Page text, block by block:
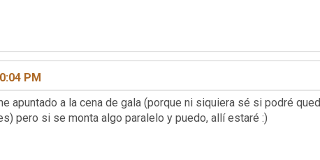
PM
apuntado a la cena de gala (porque ni siquiera sé si podré
pero si se monta algo paralelo y puedo, allí estaré :)